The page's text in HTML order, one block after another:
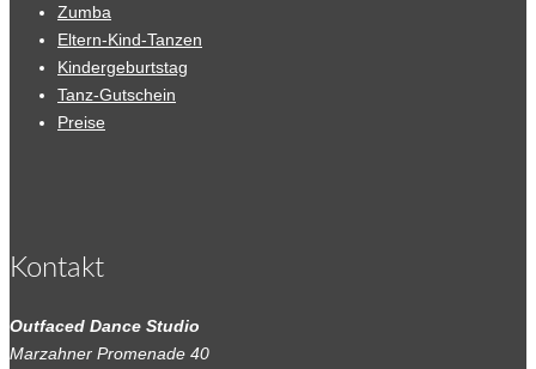
Zumba
Eltern-Kind-Tanzen
Kindergeburtstag
Tanz-Gutschein
Preise
Kontakt
Outfaced Dance Studio
Marzahner Promenade 40